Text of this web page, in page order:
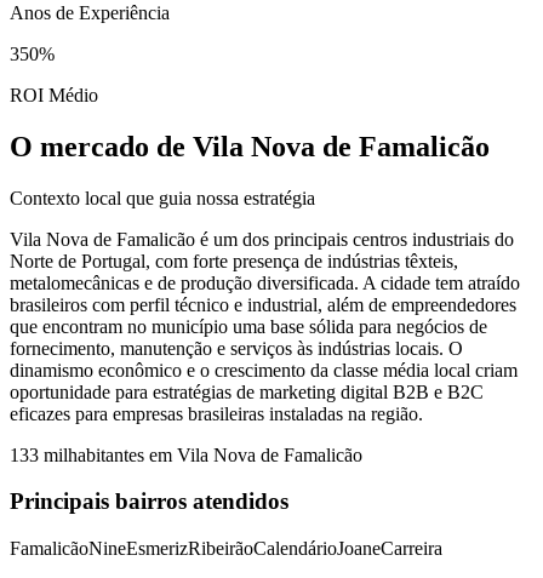
Anos de Experiência
350%
ROI Médio
O mercado de Vila Nova de Famalicão
Contexto local que guia nossa estratégia
Vila Nova de Famalicão é um dos principais centros industriais do
Norte de Portugal, com forte presença de indústrias têxteis,
metalomecânicas e de produção diversificada. A cidade tem atraído
brasileiros com perfil técnico e industrial, além de empreendedores
que encontram no município uma base sólida para negócios de
fornecimento, manutenção e serviços às indústrias locais. O
dinamismo econômico e o crescimento da classe média local criam
oportunidade para estratégias de marketing digital B2B e B2C
eficazes para empresas brasileiras instaladas na região.
133 milhabitantes em Vila Nova de Famalicão
Principais bairros atendidos
FamalicãoNineEsmerizRibeirãoCalendárioJoaneCarreira